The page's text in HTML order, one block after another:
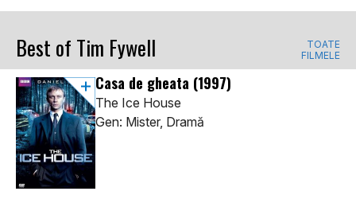
Best of Tim Fywell
TOATE
FILMELE
Casa de gheata (1997)
The Ice House
Gen: Mister, Dramă